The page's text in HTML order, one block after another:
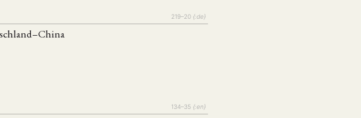
219–20 {:de}
134–35 {:en}